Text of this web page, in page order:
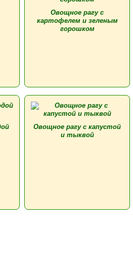
Овощное рагу с
картофелем и зеленым
горошком
Овощное рагу с капустой
и тыквой